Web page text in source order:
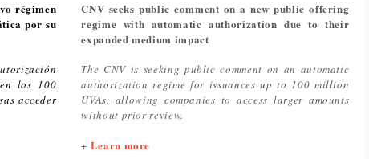
régimen
por su
los 100
acceder
CNV seeks public comment on a new public offering
regime with automatic authorization due to their
expanded medium impact
The CNV is seeking public comment on an automatic
authorization regime for issuances up to 100 million
UVAs, allowing companies to access larger amounts
without prior review.
+ Learn more